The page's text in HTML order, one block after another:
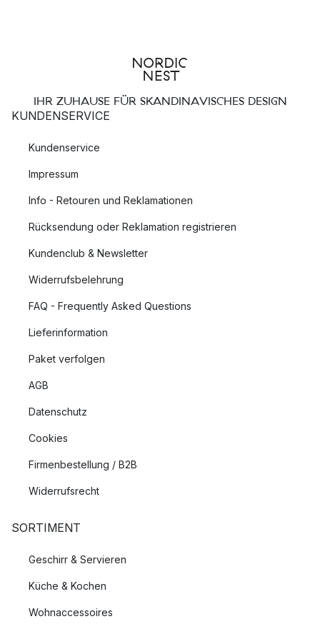
IHR ZUHAUSE FÜR SKANDINAVISCHES DESIGN
KUNDENSERVICE
Kundenservice
Impressum
Info - Retouren und Reklamationen
Rücksendung oder Reklamation registrieren
Kundenclub & Newsletter
Widerrufsbelehrung
FAQ - Frequently Asked Questions
Lieferinformation
Paket verfolgen
AGB
Datenschutz
Cookies
Firmenbestellung / B2B
Widerrufsrecht
SORTIMENT
Geschirr & Servieren
Küche & Kochen
Wohnaccessoires